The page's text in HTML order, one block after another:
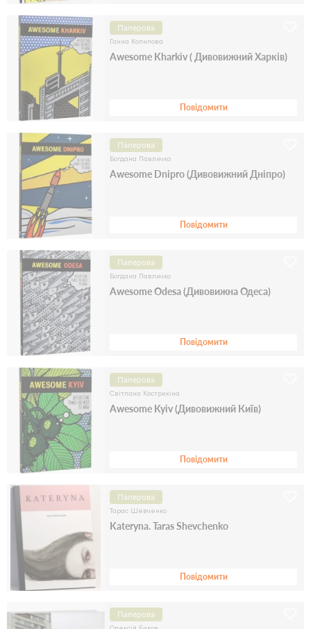
Паперова
Ганна Копилова
Awesome Kharkiv ( Дивовижний Харків)
Повідомити
Паперова
Богдана Павличко
Awesome Dnipro (Дивовижний Дніпро)
Повідомити
Паперова
Богдана Павличко
Awesome Odesa (Дивовижна Одеса)
Повідомити
Паперова
Світлана Кострикіна
Awesome Kyiv (Дивовижний Київ)
Повідомити
Паперова
Тарас Шевченко
Kateryna. Taras Shevchenko
Повідомити
Паперова